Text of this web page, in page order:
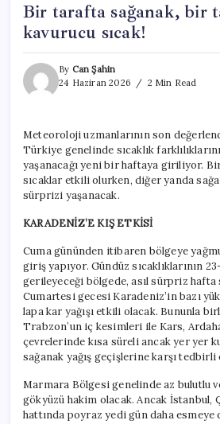
Bir tarafta sağanak, bir
kavurucu sıcak!
By Can Şahin
24 Haziran 2026
2 Min Read
Meteoroloji uzmanlarının son
Türkiye genelinde sıcaklık
yaşanacağı yeni bir haftaya giriliyor.
sıcaklar etkili olurken, diğer yanda
sürprizi yaşanacak.
KARADENİZ’E KIŞ ETKİSİ
Cuma gününden itibaren bölgeye
giriş yapıyor. Gündüz sıcaklıklarının
gerileyeceği bölgede, asıl sürpriz hafta
Cumartesi gecesi Karadeniz’in bazı
lapa kar yağışı etkili olacak. Bununla
Trabzon’un iç kesimleri ile Kars,
çevrelerinde kısa süreli ancak yer yer
sağanak yağış geçişlerine karşı
Marmara Bölgesi genelinde az bulutlu
gökyüzü hakim olacak. Ancak İstanbul,
hattında poyraz yedi gün daha esmeye